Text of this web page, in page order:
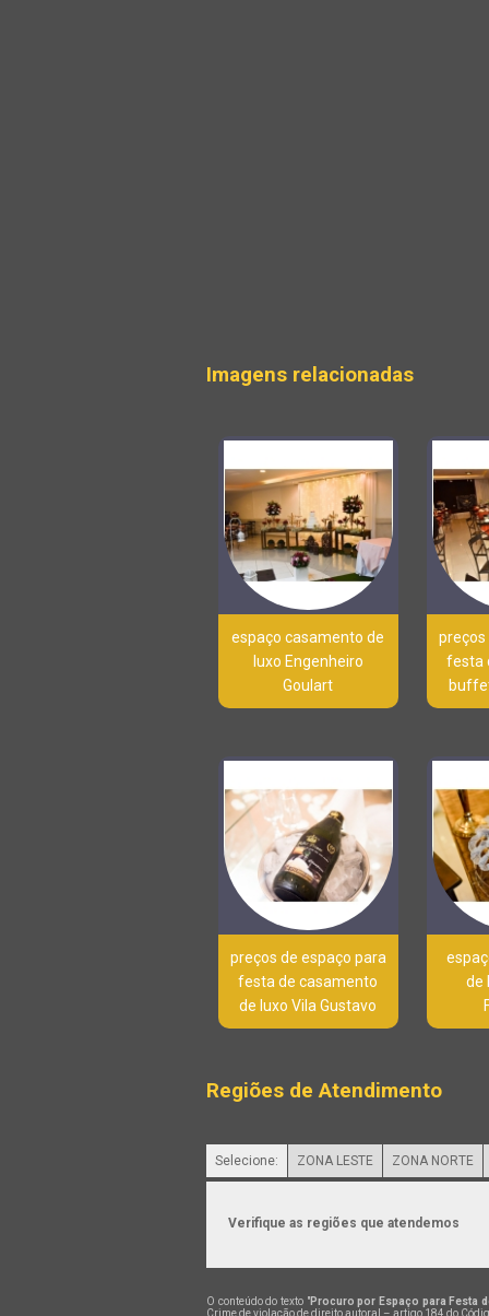
Imagens relacionadas
espaço casamento de
luxo Engenheiro
Goulart
preços
festa
preços de espaço para
festa de casamento
de luxo Vila Gustavo
de
Regiões de Atendimento
Selecione: ZONA LESTE ZONA NORTE
Verifique as regiões que atendemos
O conteúdo do texto "Procuro por Espaço para Festa
Crime de violação de direito autoral – artigo 184 do